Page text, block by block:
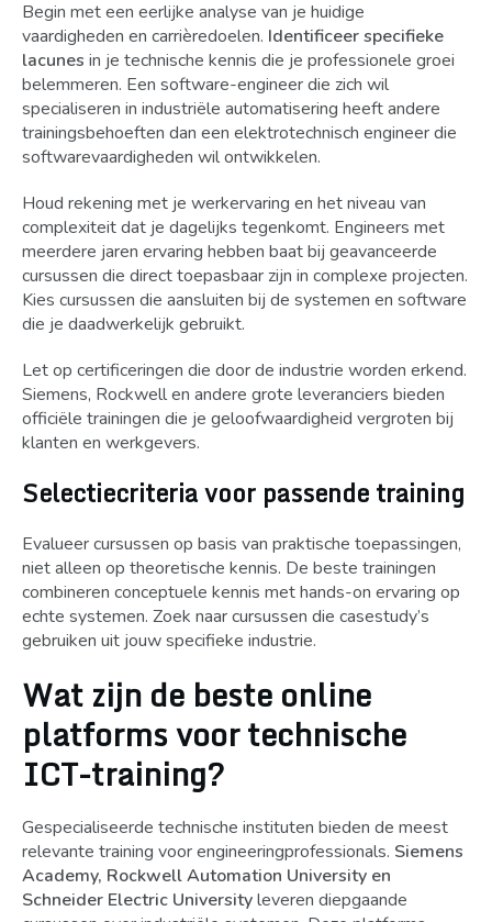
Begin met een eerlijke analyse van je huidige
vaardigheden en carrièredoelen. Identificeer specifieke
lacunes in je technische kennis die je professionele groei
belemmeren. Een software-engineer die zich wil
specialiseren in industriële automatisering heeft andere
trainingsbehoeften dan een elektrotechnisch engineer die
softwarevaardigheden wil ontwikkelen.
Houd rekening met je werkervaring en het niveau van
complexiteit dat je dagelijks tegenkomt. Engineers met
meerdere jaren ervaring hebben baat bij geavanceerde
cursussen die direct toepasbaar zijn in complexe projecten.
Kies cursussen die aansluiten bij de systemen en software
die je daadwerkelijk gebruikt.
Let op certificeringen die door de industrie worden erkend.
Siemens, Rockwell en andere grote leveranciers bieden
officiële trainingen die je geloofwaardigheid vergroten bij
klanten en werkgevers.
Selectiecriteria voor passende training
Evalueer cursussen op basis van praktische toepassingen,
niet alleen op theoretische kennis. De beste trainingen
combineren conceptuele kennis met hands-on ervaring op
echte systemen. Zoek naar cursussen die casestudy’s
gebruiken uit jouw specifieke industrie.
Wat zijn de beste online
platforms voor technische
ICT-training?
Gespecialiseerde technische instituten bieden de meest
relevante training voor engineeringprofessionals. Siemens
Academy, Rockwell Automation University en
Schneider Electric Universityleveren diepgaande